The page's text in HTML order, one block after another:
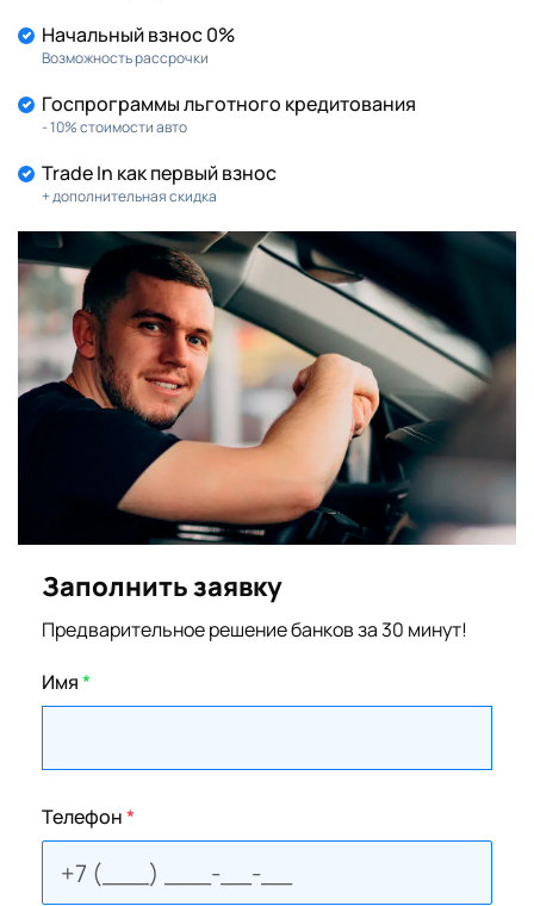
Начальный взнос 0%
Возможность рассрочки
Госпрограммы льготного кредитования
- 10% стоимости авто
Trade In как первый взнос
+ дополнительная скидка
Заполнить заявку
Предварительное решение банков за 30 минут!
Имя*
Телефон*